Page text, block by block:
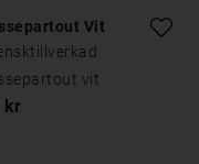
Vit
vit
kr